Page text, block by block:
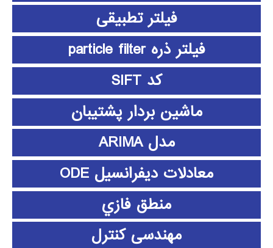
فیلتر تطبیقی
فیلتر ذره particle filter
کد SIFT
ماشین بردار پشتیبان
مدل ARIMA
معادلات دیفرانسیل ODE
منطق فازي
مهندسی کنترل